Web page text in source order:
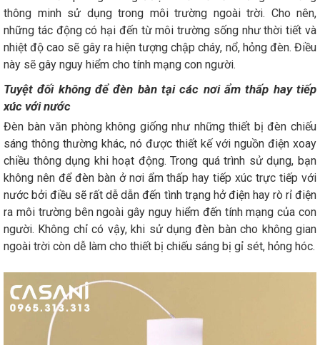
thông minh sử dụng trong môi trường ngoài trời. Cho nên,
những tác động có hại đến từ môi trường sống như thời tiết và
nhiệt độ cao sẽ gây ra hiện tượng chập cháy, nổ, hỏng đèn. Điều
này sẽ gây nguy hiểm cho tính mạng con người.
Tuyệt đối không để đèn bàn tại các nơi ẩm thấp hay tiếp
xúc với nước
Đèn bàn văn phòng không giống như những thiết bị đèn chiếu
sáng thông thường khác, nó được thiết kế với nguồn điện xoay
chiều thông dụng khi hoạt động. Trong quá trình sử dụng, bạn
không nên để đèn bàn ở nơi ẩm thấp hay tiếp xúc trực tiếp với
nước bởi điều sẽ rất dễ dẫn đến tình trạng hở điện hay rò rỉ điện
ra môi trường bên ngoài gây nguy hiểm đến tính mạng của con
người. Không chỉ có vậy, khi sử dụng đèn bàn cho không gian
ngoài trời còn dễ làm cho thiết bị chiếu sáng bị gỉ sét, hỏng hóc.